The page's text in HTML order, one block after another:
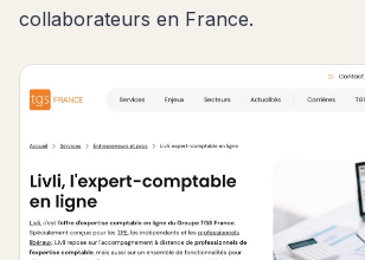
collaborateurs en France.